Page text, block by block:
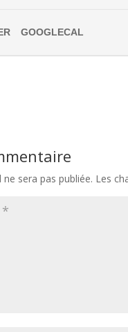
GOOGLECAL
sera pas publiée. Les